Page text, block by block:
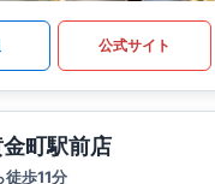
公式サイト
町駅前店
徒歩11分